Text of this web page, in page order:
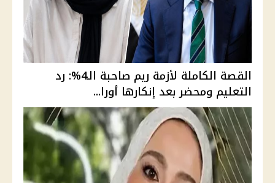
القصة الكاملة لأزمة ريم صاحبة الـ4%: رد
التعليم ومحضر بعد إنكارها أورا...